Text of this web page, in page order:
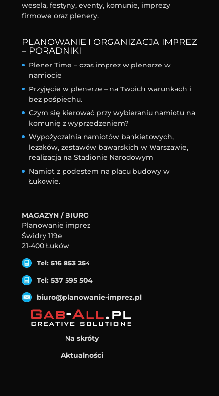
wesela, festyny, eventy, komunie, imprezy
firmowe oraz plenery.
PLANOWANIE I ORGANIZACJA IMPREZ
– PORADNIKI
Plener Time – czas imprez w plenerze w
namiocie
Przyjęcie w plenerze – na Twoich warunkach i
bez pośpiechu.
Czym się kierować przy wybieraniu namiotu na
komunię z wyprzedzeniem?
Wypożyczalnia namiotów bankietowych,
leżaków, zestawów bawarskich w Warszawie,
realizacja na Stadionie Narodowym
Namiot z podestem na placu budowy w
Łukowie.
MAGAZYN / BIURO
Planowanie imprez
Świdry 119e
21-400 Łuków
Tel: 516 853 254
Tel: 537 595 504
biuro@planowanie-imprez.pl
Na skróty
Aktualności